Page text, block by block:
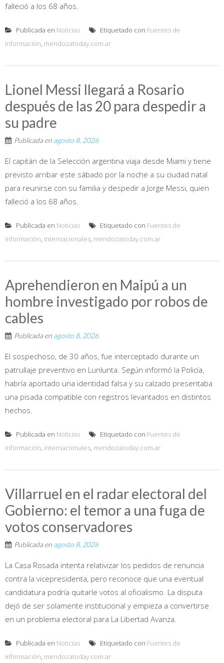
falleció a los 68 años.
Publicada en Noticias Etiquetado con Fuentes de
información, mendozatoday.com.ar
Lionel Messi llegará a Rosario
después de las 20 para despedir a
su padre
Publicada en agosto 8, 2026
El capitán de la Selección argentina viaja desde Miami y tiene
previsto arribar este sábado por la noche a su ciudad natal
para reunirse con su familia y despedir a Jorge Messi, quien
falleció a los 68 años.
Publicada en Noticias Etiquetado con Fuentes de
información, internacionales, mendozatoday.com.ar
Aprehendieron en Maipú a un
hombre investigado por robos de
cables
Publicada en agosto 8, 2026
El sospechoso, de 30 años, fue interceptado durante un
patrullaje preventivo en Lunlunta. Según informó la Policía,
habría aportado una identidad falsa y su calzado presentaba
una pisada compatible con registros levantados en distintos
hechos.
Publicada en Noticias Etiquetado con Fuentes de
información, internacionales, mendozatoday.com.ar
Villarruel en el radar electoral del
Gobierno: el temor a una fuga de
votos conservadores
Publicada en agosto 8, 2026
La Casa Rosada intenta relativizar los pedidos de renuncia
contra la vicepresidenta, pero reconoce que una eventual
candidatura podría quitarle votos al oficialismo. La disputa
dejó de ser solamente institucional y empieza a convertirse
en un problema electoral para La Libertad Avanza.
Publicada en Noticias Etiquetado con Fuentes de
información, mendozatoday.com.ar